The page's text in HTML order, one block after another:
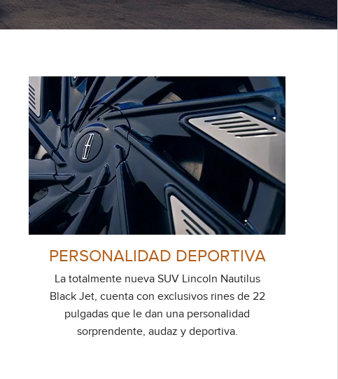
PERSONALIDAD DEPORTIVA
La totalmente nueva SUV Lincoln Nautilus
Black Jet, cuenta con exclusivos rines de 22
pulgadas que le dan una personalidad
sorprendente, audaz y deportiva.